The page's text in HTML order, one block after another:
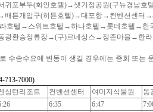
포부두(화인호텔)→샛기정공원(구뉴경남호
튼개입구(히든호텔)→대포항→컨벤션센터→
호텔→스위트호텔→하나호텔→롯데호텔→한
환승정류장→(구)르네상스→정존마을→한
수송수요에 변동이 생길 경우에는 증회 또는
713-7000)
싱턴리조트 컨벤션센터 여미지식물원 동
6:35 6:47